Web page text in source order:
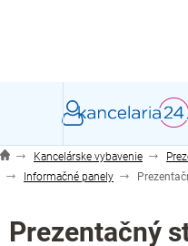
Kancelárske vybavenie
Informačné panely
Prezentačný